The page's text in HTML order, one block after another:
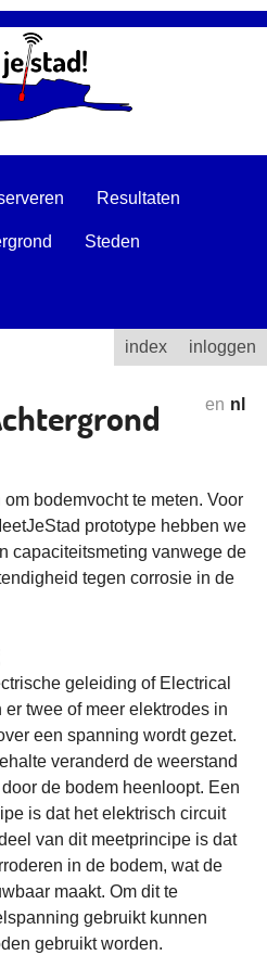
Resultaten
Steden
index inloggen
en nl
bodemvocht te meten. Voor
prototype hebben we
capaciteitsmeting vanwege de
tegen corrosie in de
geleiding of Electrical
twee of meer elektrodes in
een spanning wordt gezet.
veranderd de weerstand
de bodem heenloopt. Een
is dat het elektrisch circuit
van dit meetprincipe is dat
in de bodem, wat de
maakt. Om dit te
gebruikt kunnen
gebruikt worden.